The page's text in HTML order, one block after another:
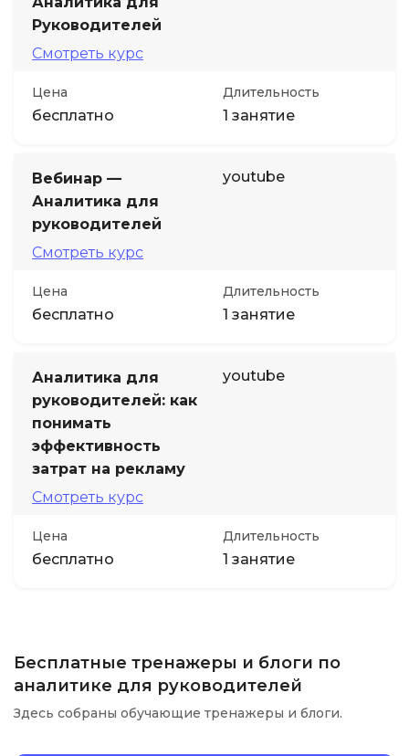
Руководителей
Смотреть курс
Цена
бесплатно
Длительность
1 занятие
Вебинар —
Аналитика для
руководителей
Смотреть курс
youtube
Цена
бесплатно
Длительность
1 занятие
Аналитика для
руководителей: как
понимать
эффективность
затрат на рекламу
Смотреть курс
youtube
Цена
бесплатно
Длительность
1 занятие
Бесплатные тренажеры и блоги по
аналитике для руководителей
Здесь собраны обучающие тренажеры и блоги.